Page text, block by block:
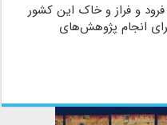
و فراز و خاک این کشور
انجام پژوهش‌های